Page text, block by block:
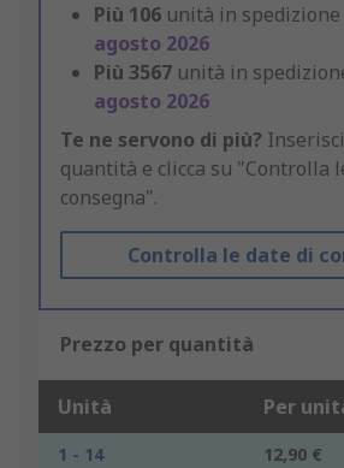
Più 106 unità in spedizione
agosto 2026
Più 3567 unità in
agosto 2026
Te ne servono di più?
quantità e clicca su "Controlla
consegna".
Controlla le date di
Prezzo per quantità
Unità Per
1 - 14
12,90 €